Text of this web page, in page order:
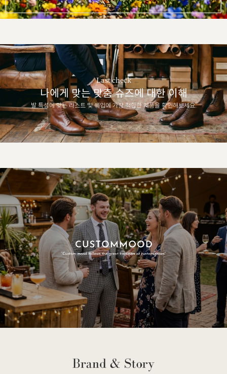
Last check
나에게 맞는 맞춤 슈즈에 대한 이해
발 특성에 맞는 라스트 및 쉐입에 가장 적합한 제품을 확인해보세요.